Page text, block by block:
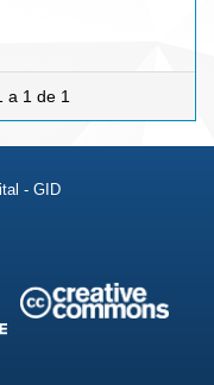
a 1 de 1
- GID